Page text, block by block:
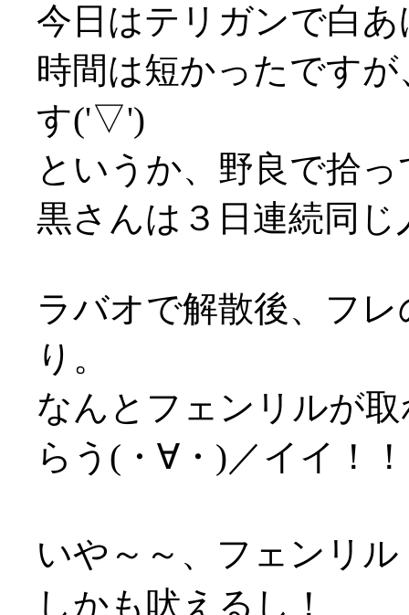
今日はテリガンで白あ
時間は短かったです
す('▽')
というか、野良で拾
黒さんは３日連続同じ
ラバオで解散後、フ
り。
なんとフェンリルが
らう(・∀・)／イイ！！
いや～～、フェンリル
しかも吠えるし！